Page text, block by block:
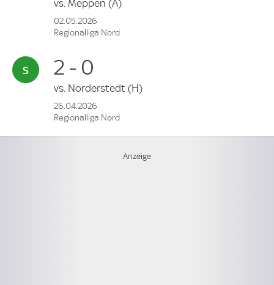
vs. Meppen (A)
02.05.2026
Regionalliga Nord
2 - 0
vs. Norderstedt (H)
26.04.2026
Regionalliga Nord